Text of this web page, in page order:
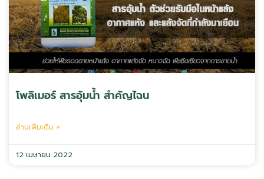
โพลิเมอร์ สารอุ้มน้ำ สำคัญไฉน
อ่านเพิ่มเติม »
12 เมษายน 2022